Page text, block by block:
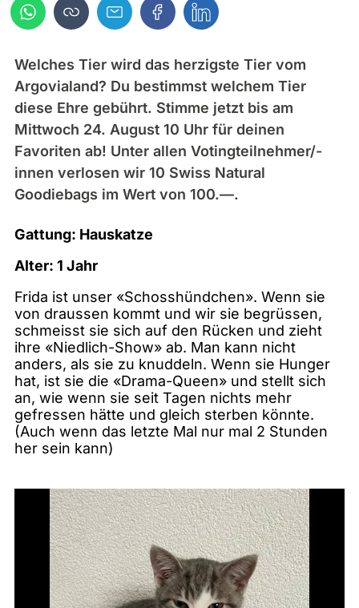
Welches Tier wird das herzigste Tier vom
Argovialand? Du bestimmst welchem Tier
diese Ehre gebührt. Stimme jetzt bis am
Mittwoch 24. August 10 Uhr für deinen
Favoriten ab! Unter allen Votingteilnehmer/-
innen verlosen wir 10 Swiss Natural
Goodiebags im Wert von 100.—.
Gattung: Hauskatze
Alter: 1 Jahr
Frida ist unser «Schosshündchen». Wenn sie
von draussen kommt und wir sie begrüssen,
schmeisst sie sich auf den Rücken und zieht
ihre «Niedlich-Show» ab. Man kann nicht
anders, als sie zu knuddeln. Wenn sie Hunger
hat, ist sie die «Drama-Queen» und stellt sich
an, wie wenn sie seit Tagen nichts mehr
gefressen hätte und gleich sterben könnte.
(Auch wenn das letzte Mal nur mal 2 Stunden
her sein kann)